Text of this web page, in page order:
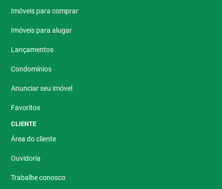
Imóveis para comprar
Imóveis para alugar
Lançamentos
Condomínios
Anunciar seu imóvel
Favoritos
CLIENTE
Área do cliente
Ouvidoria
Trabalhe conosco